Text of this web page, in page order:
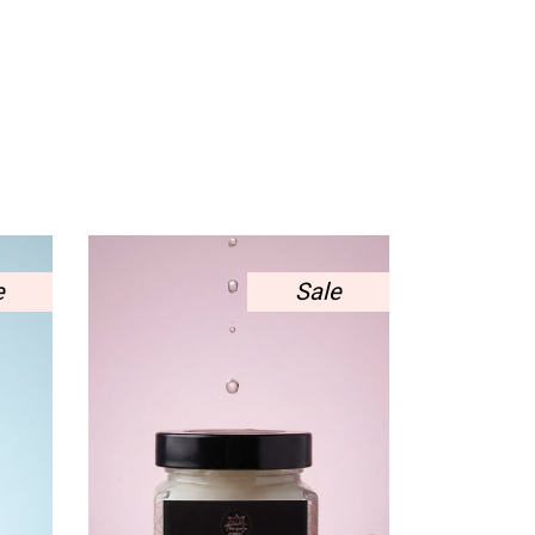
Sale